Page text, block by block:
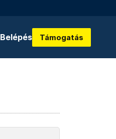
Belépés Támogatás